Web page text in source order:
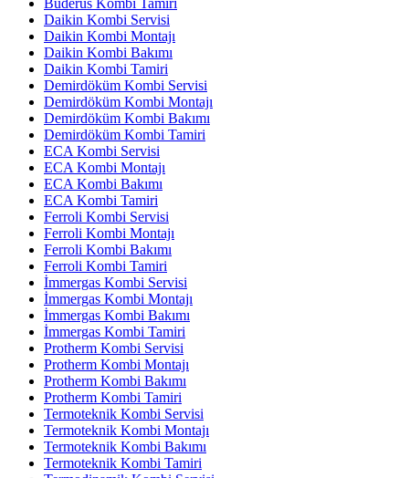
Buderus Kombi Tamiri
Daikin Kombi Servisi
Daikin Kombi Montajı
Daikin Kombi Bakımı
Daikin Kombi Tamiri
Demirdöküm Kombi Servisi
Demirdöküm Kombi Montajı
Demirdöküm Kombi Bakımı
Demirdöküm Kombi Tamiri
ECA Kombi Servisi
ECA Kombi Montajı
ECA Kombi Bakımı
ECA Kombi Tamiri
Ferroli Kombi Servisi
Ferroli Kombi Montajı
Ferroli Kombi Bakımı
Ferroli Kombi Tamiri
İmmergas Kombi Servisi
İmmergas Kombi Montajı
İmmergas Kombi Bakımı
İmmergas Kombi Tamiri
Protherm Kombi Servisi
Protherm Kombi Montajı
Protherm Kombi Bakımı
Protherm Kombi Tamiri
Termoteknik Kombi Servisi
Termoteknik Kombi Montajı
Termoteknik Kombi Bakımı
Termoteknik Kombi Tamiri